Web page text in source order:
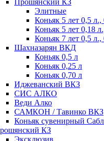
Прошянский КЗ
Элитные
Коньяк 5 лет 0,5 л.,
Коньяк 5 лет 0,18
Коньяк 7 лет 0,5 л.,
Шахназарян ВКД
Коньяк 0,5 л
Коньяк 0,25 л
Коньяк 0,70 л
Иджеванский ВКЗ
СИС АЛКО
Веди Алко
САМКОН / Тавинко ВКЗ
Коньяк сувенирный
КЗ
Эксклюзив